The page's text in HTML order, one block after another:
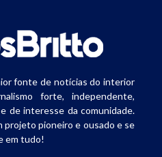
fonte de notícias do interior
forte, independente,
de interesse da comunidade.
projeto pioneiro e ousado e se
em tudo!